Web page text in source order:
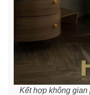
Kết hợp không gian